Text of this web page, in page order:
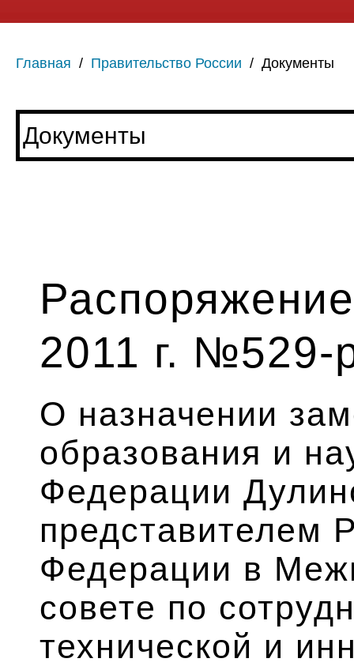
Главная / Правительство России / Документы
2011 г. №529-
О назначении
образования и
Федерации
представителем
Федерации в
совете по
технической и